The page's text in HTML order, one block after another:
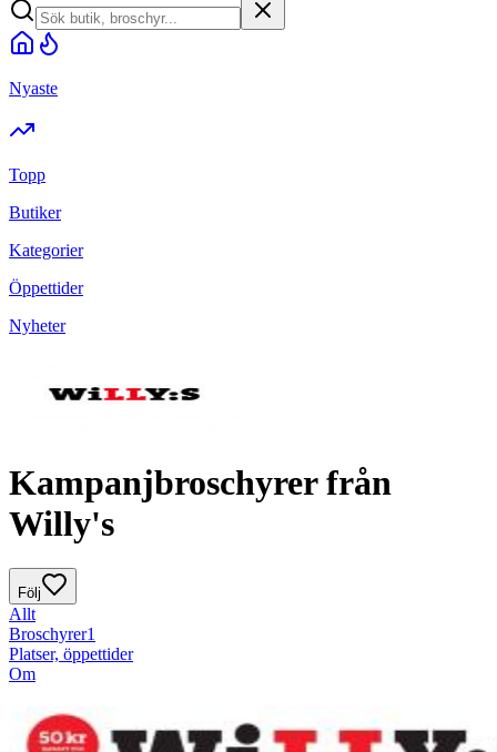
Nyaste
Topp
Butiker
Kategorier
Öppettider
Nyheter
Kampanjbroschyrer från
Willy's
Följ
Allt
Broschyrer1
Platser, öppettider
Om